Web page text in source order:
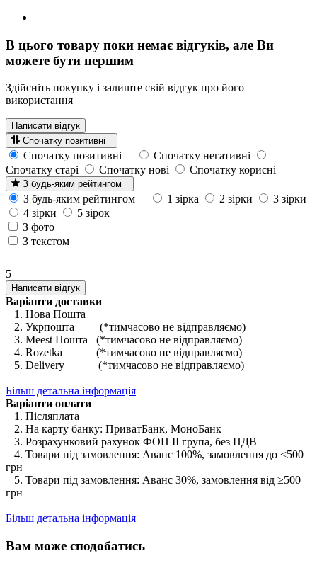
В цього товару поки немає відгуків, але Ви
можете бути першим
Здійсніть покупку і залиште свій відгук про його
використання
Написати відгук
Спочатку позитивні
Спочатку позитивні
Спочатку негативні
Спочатку старі
Спочатку нові Спочатку корисні
З будь-яким рейтингом
З будь-яким рейтингом 1 зірка 2 зірки
3 зірки
4 зірки
5 зірок
З фото
З текстом
5
Написати відгук
Варіанти доставки
1. Нова Пошта
2. Укрпошта (*тимчасово не відправляємо)
3. Meest Пошта (*тимчасово не відправляємо)
4. Rozetka (*тимчасово не відправляємо)
5. Delivery (*тимчасово не відправляємо)
Більш детальна інформація
Варіанти оплати
1. Післяплата
2. На карту банку: ПриватБанк, МоноБанк
3. Розрахунковий рахунок ФОП II група, без ПДВ
4. Товари під замовлення: Аванс 100%, замовлення до <500
грн
5. Товари під замовлення: Аванс 30%, замовлення від ≥500
грн
Більш детальна інформація
Вам може сподобатись